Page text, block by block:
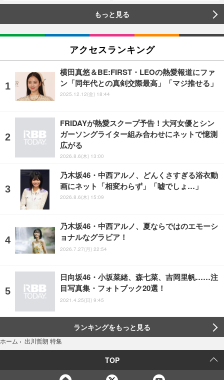
もっと見る
アクセスランキング
横田真悠＆BE:FIRST・LEOの熱愛報道にファ
ン「同年代との真剣交際最高」「マジ推せる」
2025.12.12(金) 18:44
FRIDAYが熱愛スクープ予告！大河女優とシン
ガーソングライター組み合わせにネットで憶測
広がる
2026.8.6(木) 13:00
乃木坂46・中西アルノ、どんくさすぎる浴衣動
画にネット「相変わらず」「嘘でしょ…」
2026.8.6(木) 15:09
乃木坂46・中西アルノ、夏ならではのエモーシ
ョナルなグラビア！
2026.7.27(月) 22:54
日向坂46・小坂菜緒、森七菜、吉岡里帆……注
目写真集・フォトブック20選！
2021.4.25(日) 9:45
ランキングをもっと見る
ホーム › 出川哲朗 特集
TOP